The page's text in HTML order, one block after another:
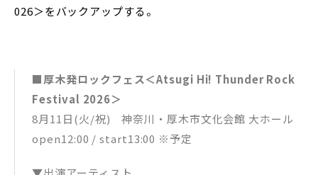
026＞をバックアップする。
■厚木発ロックフェス＜Atsugi Hi! Thunder Rock
Festival 2026＞
8月11日(火/祝) 神奈川・厚木市文化会館 大ホール
open12:00 / start13:00 ※予定